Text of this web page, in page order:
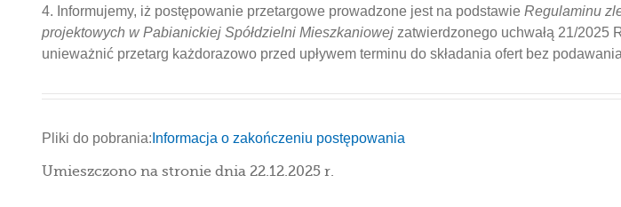
4. Informujemy, iż postępowanie przetargowe prowadzone jest na podstawie Regulaminu
projektowych w Pabianickiej Spółdzielni Mieszkaniowej zatwierdzonego uchwałą 21/2025
unieważnić przetarg każdorazowo przed upływem terminu do składania ofert bez
Pliki do pobrania: Informacja o zakończeniu postępowania
Umieszczono na stronie dnia 22.12.2025 r.